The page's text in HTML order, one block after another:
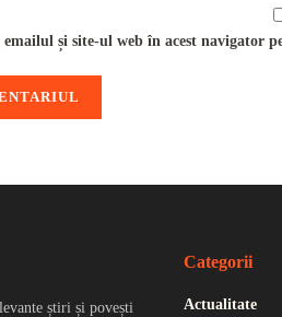
emailul și site-ul web în acest navigator
știri și povești
Categorii
Actualitate